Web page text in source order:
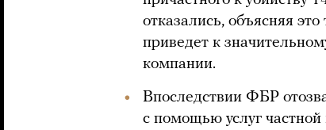
отказались, объясняя
приведет к
компании.
Впоследствии ФБР
с помощью услуг